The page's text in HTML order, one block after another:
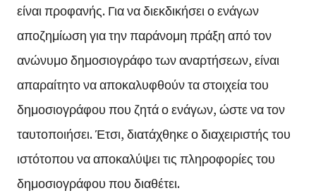
είναι προφανής. Για να διεκδικήσει ο ενάγων
αποζημίωση για την παράνομη πράξη από τον
ανώνυμο δημοσιογράφο των αναρτήσεων, είναι
απαραίτητο να αποκαλυφθούν τα στοιχεία του
δημοσιογράφου που ζητά ο ενάγων, ώστε να τον
ταυτοποιήσει. Έτσι, διατάχθηκε ο διαχειριστής του
ιστότοπου να αποκαλύψει τις πληροφορίες του
δημοσιογράφου που διαθέτει.